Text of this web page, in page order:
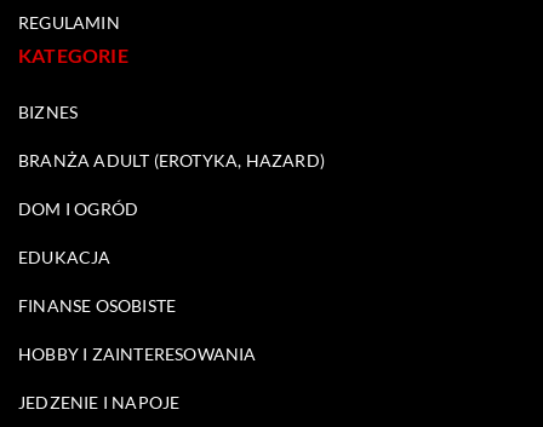
REGULAMIN
KATEGORIE
BIZNES
BRANŻA ADULT (EROTYKA, HAZARD)
DOM I OGRÓD
EDUKACJA
FINANSE OSOBISTE
HOBBY I ZAINTERESOWANIA
JEDZENIE I NAPOJE